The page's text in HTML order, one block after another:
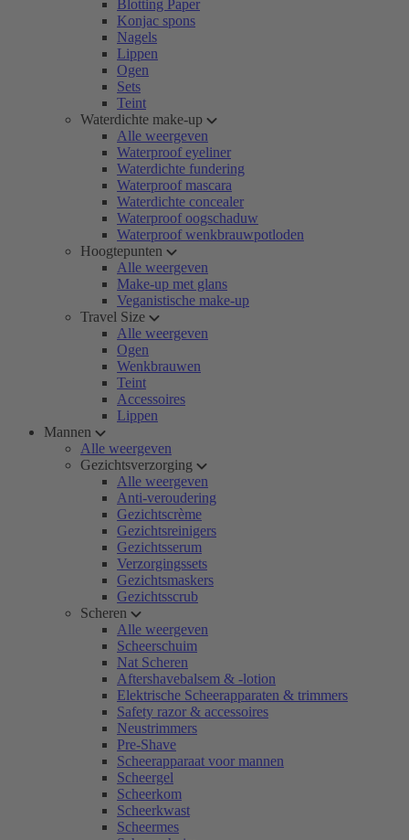
Blotting Paper
Konjac spons
Nagels
Lippen
Ogen
Sets
Teint
Waterdichte make-up
Alle weergeven
Waterproof eyeliner
Waterdichte fundering
Waterproof mascara
Waterdichte concealer
Waterproof oogschaduw
Waterproof wenkbrauwpotloden
Hoogtepunten
Alle weergeven
Make-up met glans
Veganistische make-up
Travel Size
Alle weergeven
Ogen
Wenkbrauwen
Teint
Accessoires
Lippen
Mannen
Alle weergeven
Gezichtsverzorging
Alle weergeven
Anti-veroudering
Gezichtscrème
Gezichtsreinigers
Gezichtsserum
Verzorgingssets
Gezichtsmaskers
Gezichtsscrub
Scheren
Alle weergeven
Scheerschuim
Nat Scheren
Aftershavebalsem & -lotion
Elektrische Scheerapparaten & trimmers
Safety razor & accessoires
Neustrimmers
Pre-Shave
Scheerapparaat voor mannen
Scheergel
Scheerkom
Scheerkwast
Scheermes